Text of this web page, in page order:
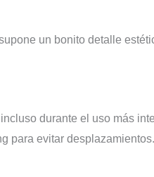
un bonito detalle
durante el uso más
para evitar desplazamientos.